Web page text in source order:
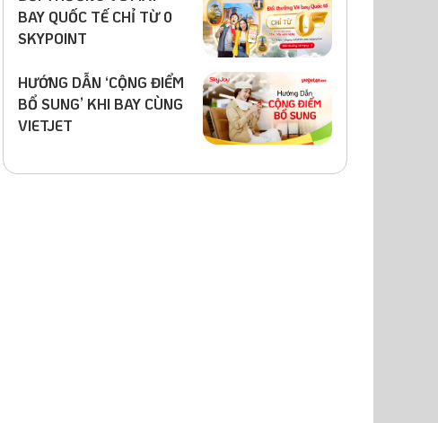
BAY QUỐC TẾ CHỈ TỪ 0
SKYPOINT
HƯỚNG DẪN ‘CỘNG ĐIỂM
BỔ SUNG’ KHI BAY CÙNG
VIETJET